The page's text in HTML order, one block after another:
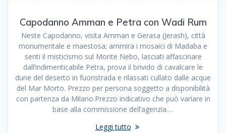
Capodanno Amman e Petra con Wadi Rum
Neste Capodanno, visita Amman e Gerasa (Jerash), città
monumentale e maestosa; ammira i mosaici di Madaba e
senti il misticismo sul Monte Nebo, lasciati affascinare
dall’indimenticabile Petra, prova il brivido di cavalcare le
dune del deserto in fuoristrada e rilassati cullato dalle acque
del Mar Morto. Prezzo per persona soggetto a disponibilità
con partenza da Milano.Prezzo indicativo che può variare in
base alla commissione dell’agenzia.…
Leggi tutto